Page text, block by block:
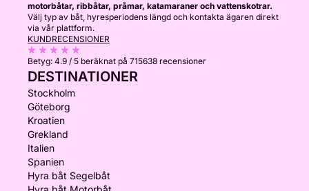
motorbåtar, ribbåtar, pråmar, katamaraner och vattenskotrar.
Välj typ av båt, hyresperiodens längd och kontakta ägaren direkt
via vår plattform.
KUNDRECENSIONER
Betyg: 4.9 / 5 beräknat på 715638 recensioner
DESTINATIONER
Stockholm
Göteborg
Kroatien
Grekland
Italien
Spanien
Hyra båt Segelbåt